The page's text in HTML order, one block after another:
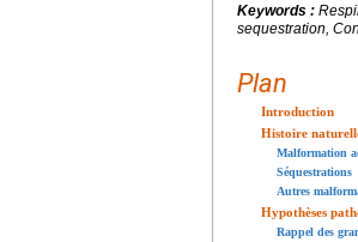
Keywords :
sequestration,
Plan
Introduction
Histoire
Malformation
Séquestrations
Autres
Hypothèses
Rappel des